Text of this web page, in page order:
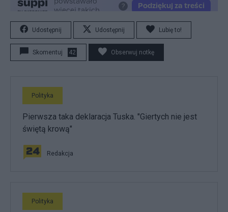
Udostępnij Udostępnij Lubię to!
Skomentuj 42 Obserwuj notkę
Polityka
Pierwsza taka deklaracja Tuska. "Giertych nie jest
świętą krową"
Redakcja
Polityka